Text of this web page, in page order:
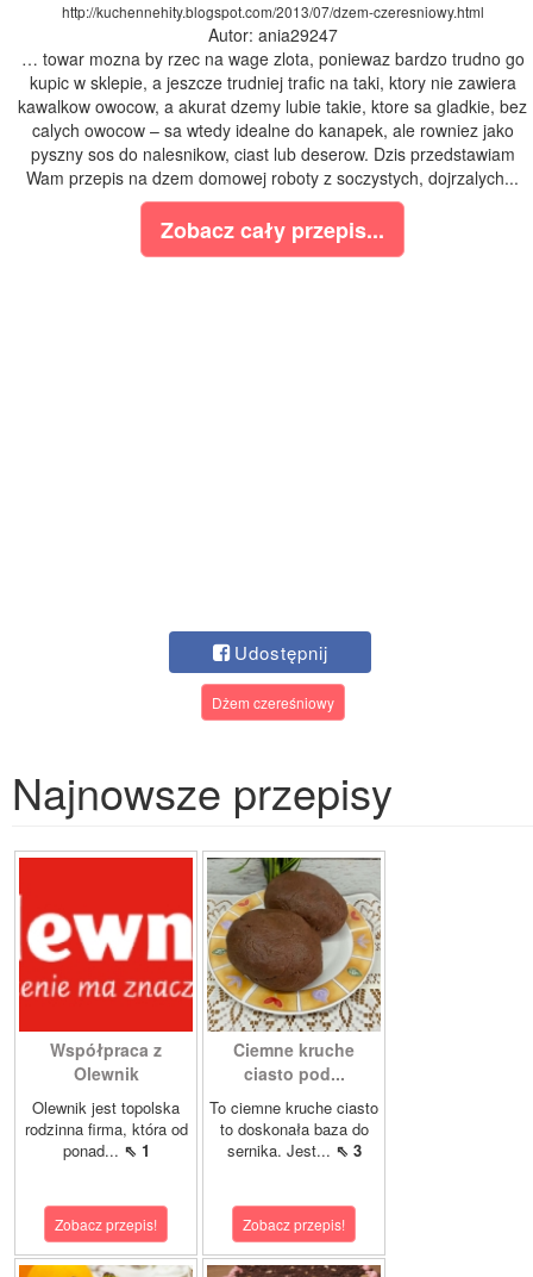
http://kuchennehity.blogspot.com/2013/07/dzem-czeresniowy.html
Autor: ania29247
… towar mozna by rzec na wage zlota, poniewaz bardzo trudno go
kupic w sklepie, a jeszcze trudniej trafic na taki, ktory nie zawiera
kawalkow owocow, a akurat dzemy lubie takie, ktore sa gladkie, bez
calych owocow – sa wtedy idealne do kanapek, ale rowniez jako
pyszny sos do nalesnikow, ciast lub deserow. Dzis przedstawiam
Wam przepis na dzem domowej roboty z soczystych, dojrzalych...
Zobacz cały przepis...
Udostępnij
Dżem czereśniowy
Najnowsze przepisy
Współpraca z
Olewnik
Olewnik jest topolska
rodzinna firma, która od
ponad... ⇖ 1
Zobacz przepis!
Ciemne kruche
ciasto pod...
To ciemne kruche ciasto
to doskonała baza do
sernika. Jest... ⇖ 3
Zobacz przepis!